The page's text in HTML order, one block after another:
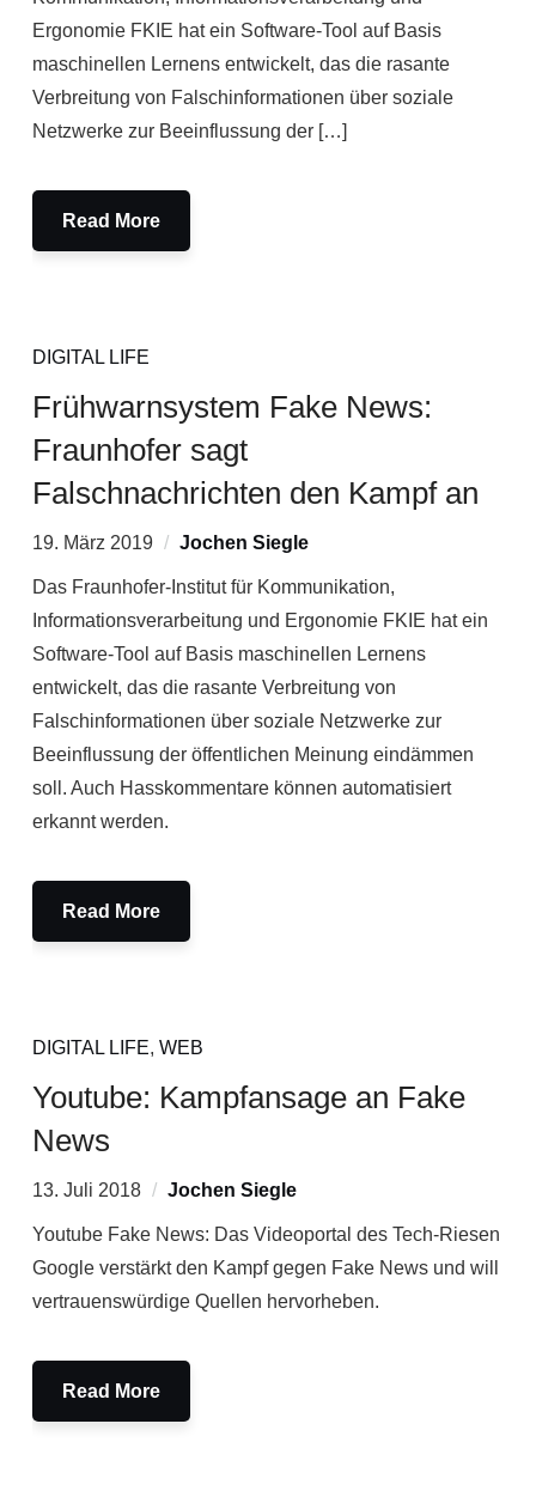
Ergonomie FKIE hat ein Software-Tool auf Basis
maschinellen Lernens entwickelt, das die rasante
Verbreitung von Falschinformationen über soziale
Netzwerke zur Beeinflussung der […]
Read More
DIGITAL LIFE
Frühwarnsystem Fake News:
Fraunhofer sagt
Falschnachrichten den Kampf an
19. März 2019 Jochen Siegle
Das Fraunhofer-Institut für Kommunikation,
Informationsverarbeitung und Ergonomie FKIE hat ein
Software-Tool auf Basis maschinellen Lernens
entwickelt, das die rasante Verbreitung von
Falschinformationen über soziale Netzwerke zur
Beeinflussung der öffentlichen Meinung eindämmen
soll. Auch Hasskommentare können automatisiert
erkannt werden.
Read More
DIGITAL LIFE, WEB
Youtube: Kampfansage an Fake
News
13. Juli 2018 Jochen Siegle
Youtube Fake News: Das Videoportal des Tech-Riesen
Google verstärkt den Kampf gegen Fake News und will
vertrauenswürdige Quellen hervorheben.
Read More